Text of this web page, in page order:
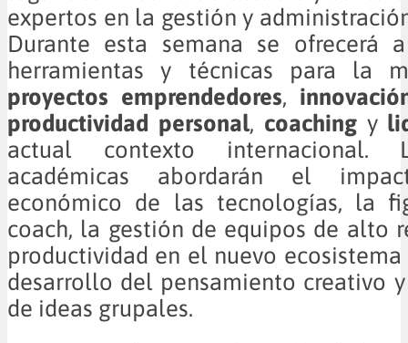
expertos en la gestión y
Durante esta semana se ofrecerá
herramientas y técnicas para la
proyectos emprendedores,
productividad personal, coachingy
actual contexto internacional.
académicas abordarán el
económico de las tecnologías, la
coach, la gestión de equipos de alto
productividad en el nuevo
desarrollo del pensamiento creativo
de ideas grupales.